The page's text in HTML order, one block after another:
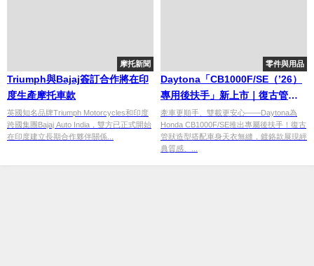
摩托新聞
Triumph與Bajaj簽訂合作將在印
度生產摩托車款
英國知名品牌Triumph Motorcycles和印度
跨國集團Bajaj Auto India，雙方已正式開始
在印度建立長期合作夥伴關係...
零件與用品
Daytona「CB1000F/SE（’26）
專用後扶手」新上市｜復古管狀
設計×消光黑與鍍鉻兩款，方便牽
車雙載
牽車更順手、雙載更安心——Daytona為
Honda CB1000F/SE推出專屬後扶手！復古
管狀造型搭配車身天衣無縫，鍍鉻款展現經
典質感、...